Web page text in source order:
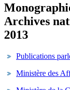
Archives
2013
Publications
Ministère des